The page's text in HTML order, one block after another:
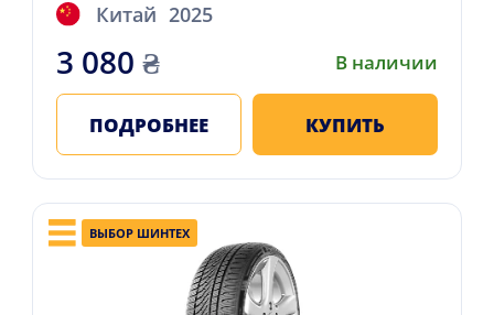
Китай 2025
3 080 ₴ В наличии
ПОДРОБНЕЕ КУПИТЬ
ВЫБОР ШИНТЕХ